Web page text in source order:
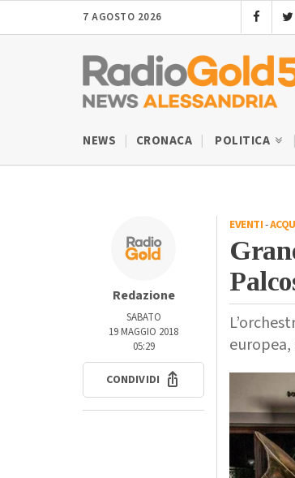
7 AGOSTO 2026
NEWS CRONACA POLITICA
Redazione
SABATO
19 MAGGIO 2018
05:29
CONDIVIDI
EVENTI-